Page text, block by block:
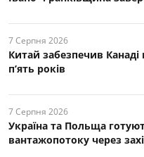
7 Серпня 2026
Китай забезпечив
п’ять років
7 Серпня 2026
Україна та Польща
вантажопотоку через